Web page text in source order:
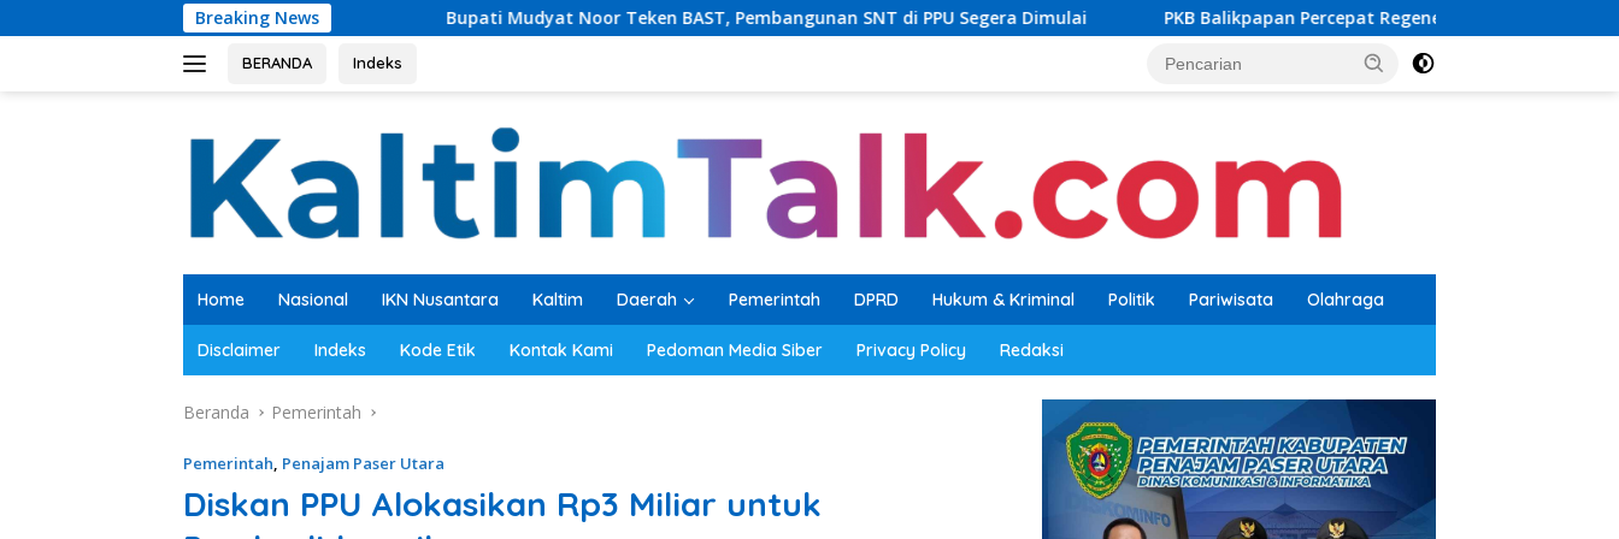
ke
Breaking News
Bupati Mudyat Noor Teken BAST, Pembangunan SNT di PPU Segera Dimulai PKB Balikpapan Percepat Regenerasi, Kader Muda Diprioritaskan Pimpin
BERANDA Indeks
Home Nasional IKN Nusantara Kaltim Daerah Pemerintah DPRD Hukum & Kriminal Politik Pariwisata Olahraga
Disclaimer Indeks Kode Etik Kontak Kami Pedoman Media Siber Privacy Policy Redaksi
Beranda Pemerintah
Pemerintah, Penajam Paser Utara
Diskan PPU Alokasikan Rp3 Miliar untuk